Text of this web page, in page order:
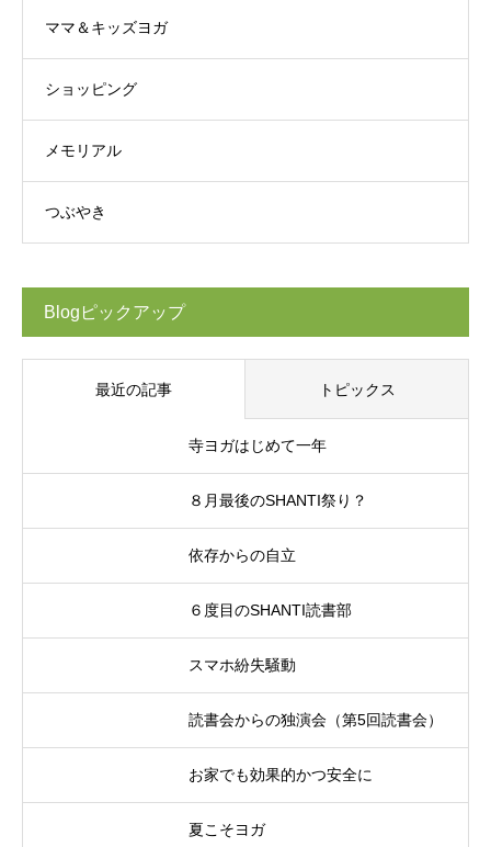
ママ＆キッズヨガ
ショッピング
メモリアル
つぶやき
Blogピックアップ
最近の記事 トピックス
寺ヨガはじめて一年
８月最後のSHANTI祭り？
依存からの自立
６度目のSHANTI読書部
スマホ紛失騒動
読書会からの独演会（第5回読書会）
お家でも効果的かつ安全に
夏こそヨガ